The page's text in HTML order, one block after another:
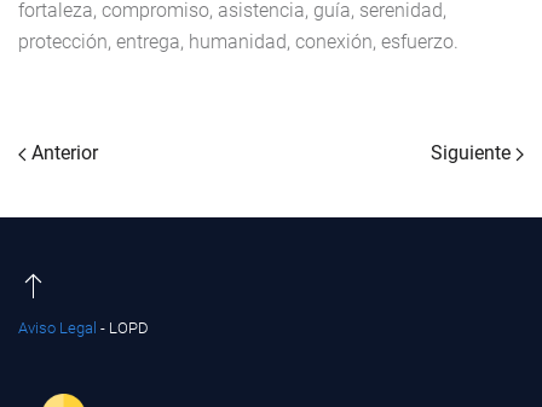
fortaleza, compromiso, asistencia, guía, serenidad,
protección, entrega, humanidad, conexión, esfuerzo.
Anterior Siguiente
Aviso Legal - LOPD